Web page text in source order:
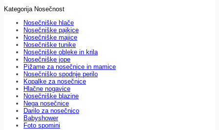
Kategorija Nosečnost
Nosečniške hlače
Nosečniške pajkice
Nosečniške majice
Nosečniške tunike
Nosečniške obleke in krila
Nosečniške jope
Pižame za nosečnice in mamice
Nosečniško spodnje perilo
Kopalke za nosečnice
Hlačne nogavice
Nosečniške blazine
Nega nosečnice
Darilo za nosečnico
Babyshower
Foto spomini